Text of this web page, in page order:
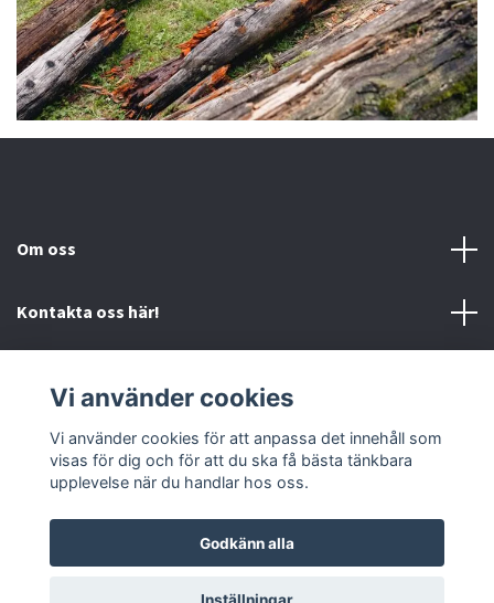
Om oss
Kontakta oss här!
Sociala medier
© 2026 Mc-Butiken
Vi använder cookies
Vi använder cookies för att anpassa det innehåll som
visas för dig och för att du ska få bästa tänkbara
upplevelse när du handlar hos oss.
Godkänn alla